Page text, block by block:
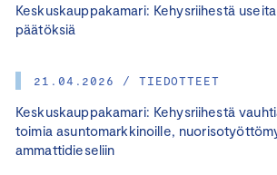
Keskuskauppakamari: Kehysriihestä
päätöksiä
21.04.2026 / TIEDOTTEET
Keskuskauppakamari: Kehysriihestä
toimia asuntomarkkinoille,
ammattidieseliin